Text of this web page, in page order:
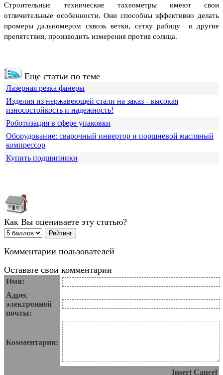
Строительные технические тахеометры имеют свои
отличительные особенности. Они способны эффективно делать
промеры дальномером сквозь ветки, сетку рабицу и другие
препятствия, производить измерения против солнца.
Еще статьи по теме
Лазерная резка фанеры
Изделия из нержавеющей стали на заказ - высокая
износостойкость и надежность!
Роботизация в сфере упаковки
Оборудование: сварочный инвертор и поршневой масляный
компрессор
Купить подшипники
Как Вы оцениваете эту статью?
Комментарии пользователей
Оставьте свои комментарии
Имя:
Адрес
электронной
почты:
Комментарии:
Insert Cancel